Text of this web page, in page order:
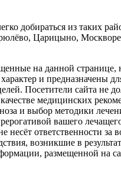
добираться из таких
Царицыно,
на данной странице,
и предназначены
Посетители сайта не
медицинских
и выбор методики
вашего
ответственности за
возникшие в
размещенной на